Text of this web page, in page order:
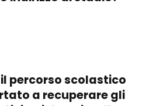
percorso scolastico
a recuperare gli